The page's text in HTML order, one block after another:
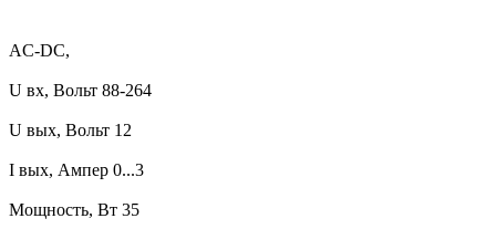
AC-DC,
U вх, Вольт 88-264
U вых, Вольт 12
I вых, Ампер 0...3
Мощность, Вт 35